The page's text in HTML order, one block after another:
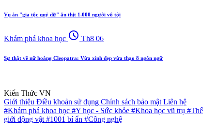
Vụ án "gia tộc quỷ dữ" ăn thịt 1.000 người vô tội
Khám phá khoa học schedule Th8 06
Sự thật về nữ hoàng Cleopatra: Vừa xinh đẹp vừa thạo 8 ngôn ngữ
Kiến Thức VN
Giới thiệu Điều khoản sử dụng Chính sách bảo mật Liên hệ
#Khám phá khoa học #Y học - Sức khỏe #Khoa học vũ trụ #Thế
giới động vật #1001 bí ẩn #Công nghệ